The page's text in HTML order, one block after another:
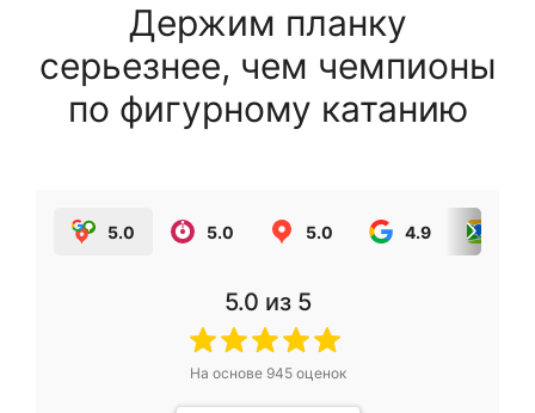
Держим планку
серьезнее, чем чемпионы
по фигурному катанию
5.0 5.0 5.0 4.9
5.0 из 5
На основе 945оценок